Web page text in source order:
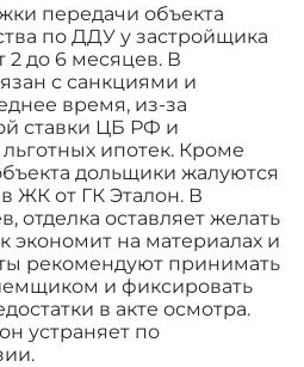
передачи объекта
по ДДУ у застройщика
2 до 6 месяцев. В
с санкциями и
время, из-за
ставки ЦБ РФ и
ипотек. Кроме
дольщики жалуются
ЖК от ГК Эталон. В
отделка оставляет желать
экономит на материалах и
рекомендуют принимать
и фиксировать
в акте осмотра.
устраняет по